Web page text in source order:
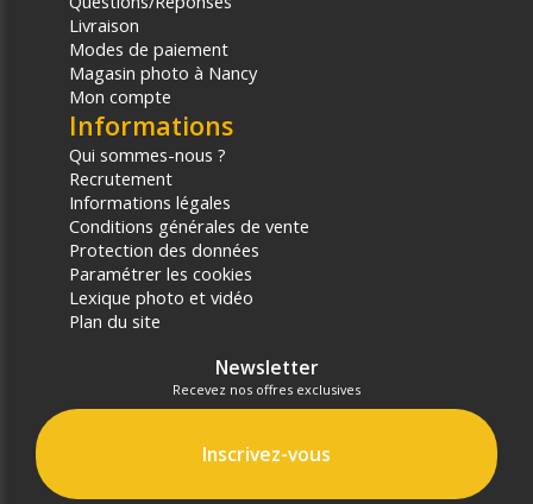
Livraison
Modes de paiement
Magasin photo à Nancy
Mon compte
Informations
Qui sommes-nous ?
Recrutement
Informations légales
Conditions générales de vente
Protection des données
Paramétrer les cookies
Lexique photo et vidéo
Plan du site
Newsletter
Recevez nos offres exclusives
Inscrivez-vous